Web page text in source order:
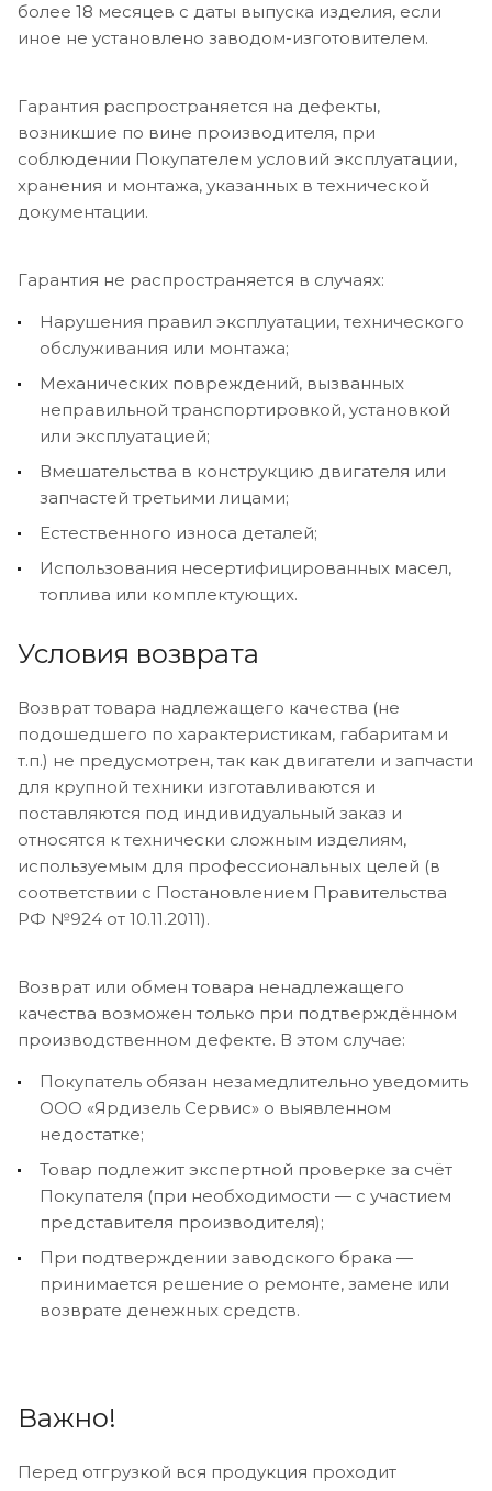
более 18 месяцев с даты выпуска изделия, если
иное не установлено заводом-изготовителем.
Гарантия распространяется на дефекты,
возникшие по вине производителя, при
соблюдении Покупателем условий эксплуатации,
хранения и монтажа, указанных в технической
документации.
Гарантия не распространяется в случаях:
Нарушения правил эксплуатации, технического
обслуживания или монтажа;
Механических повреждений, вызванных
неправильной транспортировкой, установкой
или эксплуатацией;
Вмешательства в конструкцию двигателя или
запчастей третьими лицами;
Естественного износа деталей;
Использования несертифицированных масел,
топлива или комплектующих.
Условия возврата
Возврат товара надлежащего качества (не
подошедшего по характеристикам, габаритам и
т.п.) не предусмотрен, так как двигатели и запчасти
для крупной техники изготавливаются и
поставляются под индивидуальный заказ и
относятся к технически сложным изделиям,
используемым для профессиональных целей (в
соответствии с Постановлением Правительства
РФ №924 от 10.11.2011).
Возврат или обмен товара ненадлежащего
качества возможен только при подтверждённом
производственном дефекте. В этом случае:
Покупатель обязан незамедлительно уведомить
ООО «Ярдизель Сервис» о выявленном
недостатке;
Товар подлежит экспертной проверке за счёт
Покупателя (при необходимости — с участием
представителя производителя);
При подтверждении заводского брака —
принимается решение о ремонте, замене или
возврате денежных средств.
Важно!
Перед отгрузкой вся продукция проходит